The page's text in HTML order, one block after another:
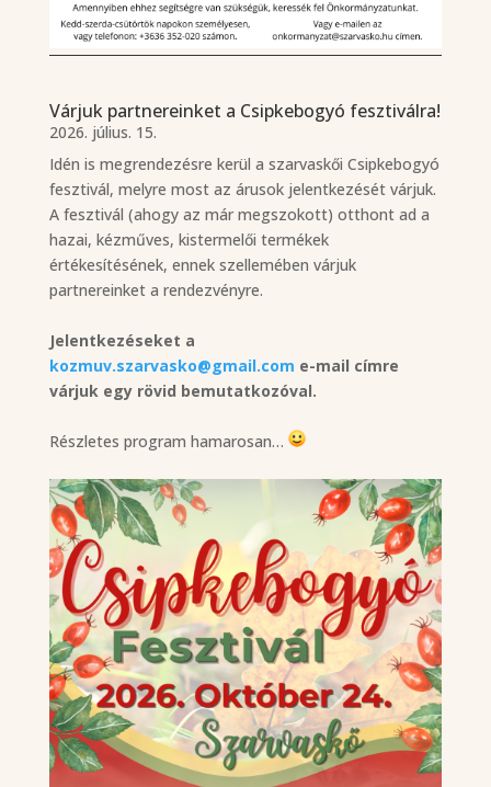
Várjuk partnereinket a Csipkebogyó fesztiválra!
2026. július. 15.
Idén is megrendezésre kerül a szarvaskői Csipkebogyó
fesztivál, melyre most az árusok jelentkezését várjuk.
A fesztivál (ahogy az már megszokott) otthont ad a
hazai, kézműves, kistermelői termékek
értékesítésének, ennek szellemében várjuk
partnereinket a rendezvényre.
Jelentkezéseket a
kozmuv.szarvasko@gmail.com e-mail címre
várjuk egy rövid bemutatkozóval.
Részletes program hamarosan…